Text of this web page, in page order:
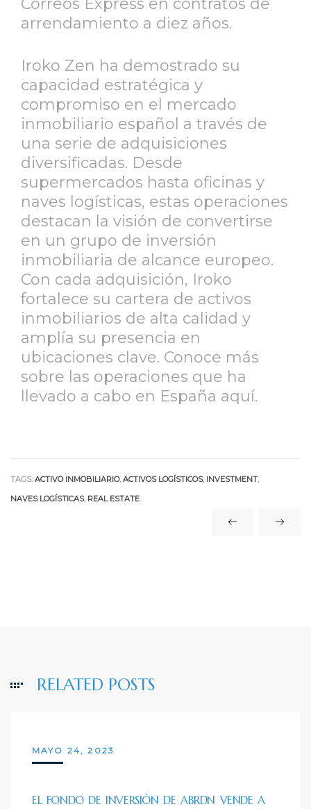
arrendamiento a diez años.
Iroko Zen ha demostrado su
capacidad estratégica y
compromiso en el mercado
inmobiliario español a través de
una serie de adquisiciones
diversificadas. Desde
supermercados hasta oficinas y
naves logísticas, estas operaciones
destacan la visión de convertirse
en un grupo de inversión
inmobiliaria de alcance europeo.
Con cada adquisición, Iroko
fortalece su cartera de activos
inmobiliarios de alta calidad y
amplía su presencia en
ubicaciones clave. Conoce más
sobre las operaciones que ha
llevado a cabo en España aquí.
TAGS: ACTIVO INMOBILIARIO, ACTIVOS LOGÍSTICOS, INVESTMENT
NAVES LOGÍSTICAS, REAL ESTATE
RELATED POSTS
MAYO 24, 2023
EL FONDO DE INVERSIÓN DE ABRDN VENDE A